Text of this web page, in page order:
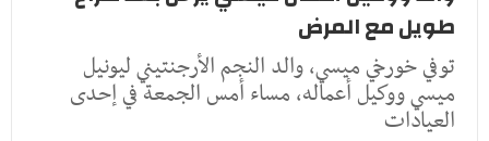
طويل مع المرض
توفي خورخي ميسي، والد النجم الأرجنتيني ليونيل
ميسي ووكيل أعماله، مساء أمس الجمعة في إحدى
العيادات